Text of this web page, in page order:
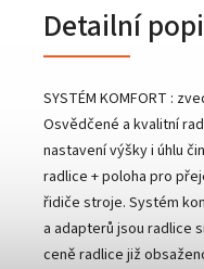
Detailní
SYSTÉM KOMFORT :
Osvědčené a kvalitní
nastavení výšky i úhlu
radlice + poloha pro
řidiče stroje. Systém
a adapterů jsou radlice
ceně radlice již